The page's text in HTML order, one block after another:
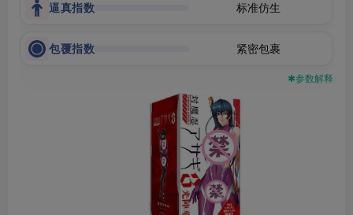
逼真指数 标准仿生
包覆指数 紧密包裹
✱参数解释